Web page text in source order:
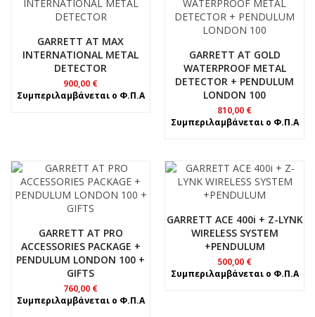
GARRETT AT MAX
INTERNATIONAL METAL
DETECTOR
900,00 €
Συμπεριλαμβάνεται ο Φ.Π.Α
GARRETT AT GOLD
WATERPROOF METAL
DETECTOR + PENDULUM
LONDON 100
810,00 €
Συμπεριλαμβάνεται ο Φ.Π.Α
GARRETT AT PRO
ACCESSORIES PACKAGE +
PENDULUM LONDON 100 +
GIFTS
760,00 €
Συμπεριλαμβάνεται ο Φ.Π.Α
GARRETT ACE 400i + Z-LYNK
WIRELESS SYSTEM
+PENDULUM
500,00 €
Συμπεριλαμβάνεται ο Φ.Π.Α